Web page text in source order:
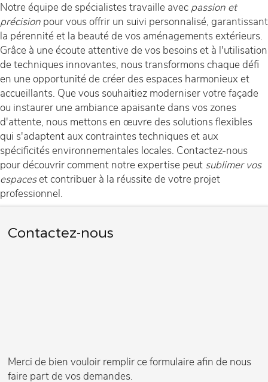
Notre équipe de spécialistes travaille avec passion et
précision pour vous offrir un suivi personnalisé, garantissant
la pérennité et la beauté de vos aménagements extérieurs.
Grâce à une écoute attentive de vos besoins et à l'utilisation
de techniques innovantes, nous transformons chaque défi
en une opportunité de créer des espaces harmonieux et
accueillants. Que vous souhaitiez moderniser votre façade
ou instaurer une ambiance apaisante dans vos zones
d'attente, nous mettons en œuvre des solutions flexibles
qui s'adaptent aux contraintes techniques et aux
spécificités environnementales locales. Contactez-nous
pour découvrir comment notre expertise peut sublimer vos
espaceset contribuer à la réussite de votre projet
professionnel.
Contactez-nous
Merci de bien vouloir remplir ce formulaire afin de nous
faire part de vos demandes.